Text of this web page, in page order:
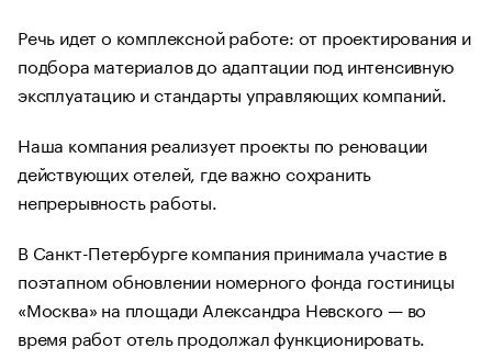
Речь идет о комплексной работе: от проектирования и
подбора материалов до адаптации под интенсивную
эксплуатацию и стандарты управляющих компаний.
Наша компания реализует проекты по реновации
действующих отелей, где важно сохранить
непрерывность работы.
В Санкт-Петербурге компания принимала участие в
поэтапном обновлении номерного фонда гостиницы
«Москва» на площади Александра Невского — во
время работ отель продолжал функционировать.